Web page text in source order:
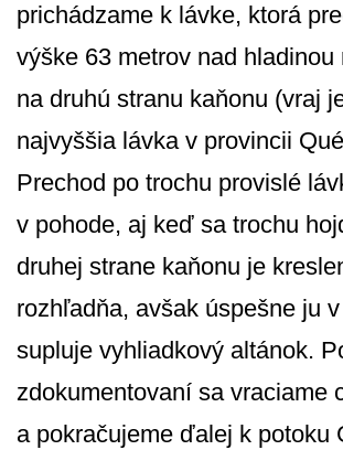
prichádzame k lávke, ktorá
výške 63 metrov nad hladinou
na druhú stranu kaňonu (vraj
najvyššia lávka v provincii
Prechod po trochu provislé
v pohode, aj keď sa trochu
druhej strane kaňonu je
rozhľadňa, avšak úspešne ju
supluje vyhliadkový altánok.
zdokumentovaní sa vraciame
a pokračujeme ďalej k potoku